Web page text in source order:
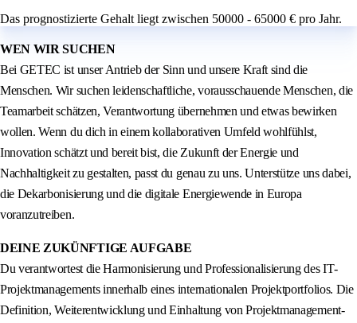
Das prognostizierte Gehalt liegt zwischen 50000 - 65000 € pro Jahr.
WEN WIR SUCHEN
Bei GETEC ist unser Antrieb der Sinn und unsere Kraft sind die
Menschen. Wir suchen leidenschaftliche, vorausschauende Menschen, die
Teamarbeit schätzen, Verantwortung übernehmen und etwas bewirken
wollen. Wenn du dich in einem kollaborativen Umfeld wohlfühlst,
Innovation schätzt und bereit bist, die Zukunft der Energie und
Nachhaltigkeit zu gestalten, passt du genau zu uns. Unterstütze uns dabei,
die Dekarbonisierung und die digitale Energiewende in Europa
voranzutreiben.
DEINE ZUKÜNFTIGE AUFGABE
Du verantwortest die Harmonisierung und Professionalisierung des IT-
Projektmanagements innerhalb eines internationalen Projektportfolios. Die
Definition, Weiterentwicklung und Einhaltung von Projektmanagement-